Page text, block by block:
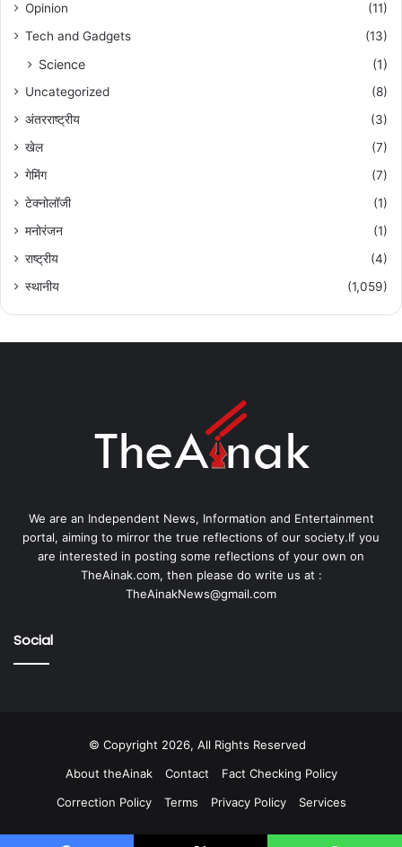
Opinion
(11)
Tech and Gadgets
(13)
Science (1)
Uncategorized
(8)
अंतरराष्ट्रीय
(3)
खेल
(7)
गेमिंग
(7)
टेक्नोलॉजी
(1)
मनोरंजन
(1)
राष्ट्रीय
(4)
स्थानीय
(1,059)
We are an Independent News, Information and Entertainment
portal, aiming to mirror the true reflections of our society.If you
are interested in posting some reflections of your own on
TheAinak.com, then please do write us at :
TheAinakNews@gmail.com
Social
© Copyright 2026, All Rights Reserved
About theAinak
Contact
Fact Checking Policy
Correction Policy
Terms Privacy Policy Services